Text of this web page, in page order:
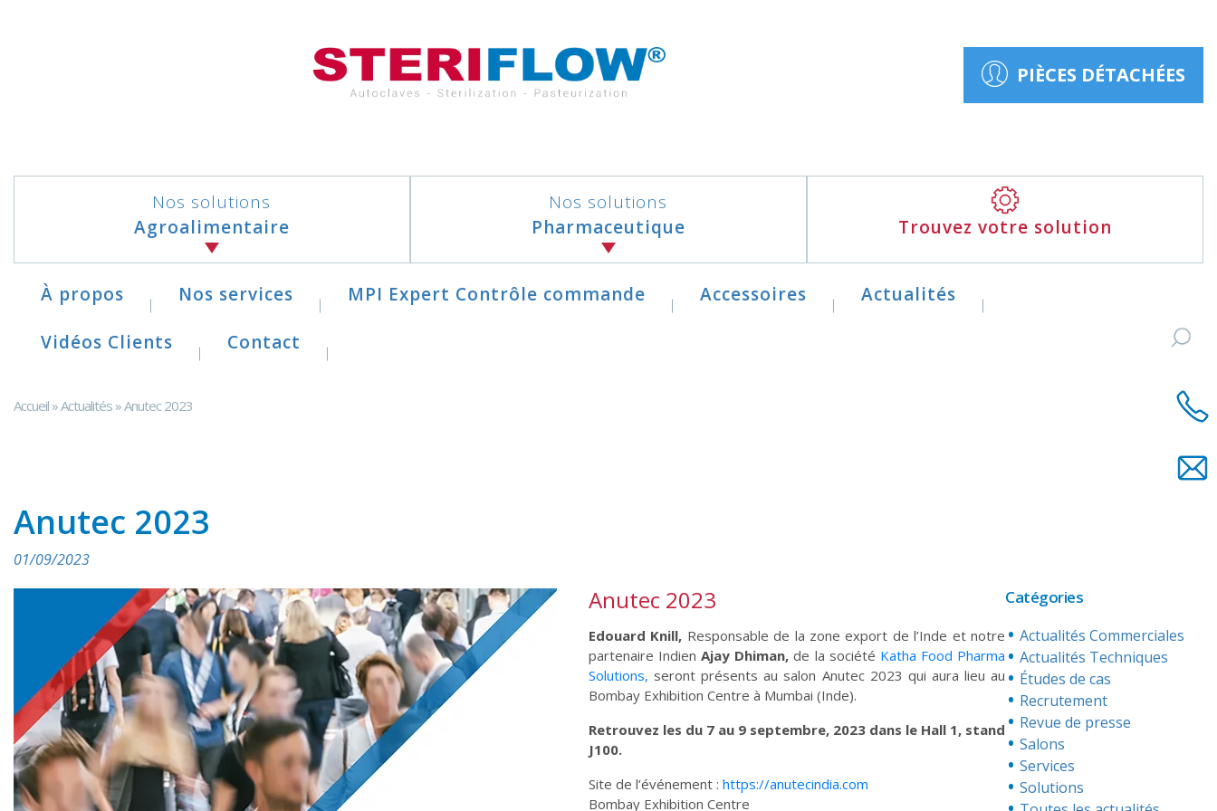
PIÈCES DÉTACHÉES
Nos solutions
Agroalimentaire
Nos solutions
Pharmaceutique
Trouvez votre solution
À propos Nos services MPI Expert Contrôle commande Accessoires Actualités
Vidéos Clients Contact
Accueil »Actualités »Anutec 2023
Anutec 2023
01/09/2023
Anutec 2023
Edouard Knill, Responsable de la zone export de l’Inde et notre
partenaire IndienAjay Dhiman, de la société Katha Food Pharma
Solutions, seront présents au salon Anutec 2023 qui aura lieu au
Bombay Exhibition Centre à Mumbai (Inde).
Retrouvez les du 7 au 9 septembre, 2023 dans le Hall 1, stand
J100.
Site de l’événement : https://anutecindia.com
Bombay Exhibition Centre
Catégories
Actualités Commerciales
Actualités Techniques
Études de cas
Recrutement
Revue de presse
Salons
Services
Solutions